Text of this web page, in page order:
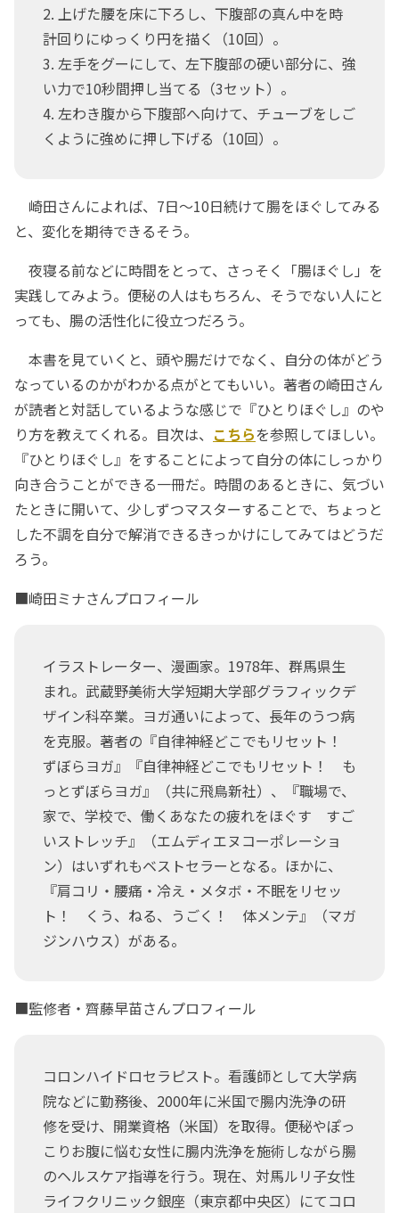
2. 上げた腰を床に下ろし、下腹部の真ん中を時
計回りにゆっくり円を描く（10回）。
3. 左手をグーにして、左下腹部の硬い部分に、強
い力で10秒間押し当てる（3セット）。
4. 左わき腹から下腹部へ向けて、チューブをしご
くように強めに押し下げる（10回）。
崎田さんによれば、7日～10日続けて腸をほぐしてみる
と、変化を期待できるそう。
夜寝る前などに時間をとって、さっそく「腸ほぐし」を
実践してみよう。便秘の人はもちろん、そうでない人にと
っても、腸の活性化に役立つだろう。
本書を見ていくと、頭や腸だけでなく、自分の体がどう
なっているのかがわかる点がとてもいい。著者の崎田さん
が読者と対話しているような感じで『ひとりほぐし』のや
り方を教えてくれる。目次は、 こちらを参照してほしい。
『ひとりほぐし』をすることによって自分の体にしっかり
向き合うことができる一冊だ。時間のあるときに、気づい
たときに開いて、少しずつマスターすることで、ちょっと
した不調を自分で解消できるきっかけにしてみてはどうだ
ろう。
■崎田ミナさんプロフィール
イラストレーター、漫画家。1978年、群馬県生
まれ。武蔵野美術大学短期大学部グラフィックデ
ザイン科卒業。ヨガ通いによって、長年のうつ病
を克服。著者の『自律神経どこでもリセット！
ずぼらヨガ』『自律神経どこでもリセット！ も
っとずぼらヨガ』（共に飛鳥新社）、『職場で、
家で、学校で、働くあなたの疲れをほぐす すご
いストレッチ』（エムディエヌコーポレーショ
ン）はいずれもベストセラーとなる。ほかに、
『肩コリ・腰痛・冷え・メタボ・不眠をリセッ
ト！ くう、ねる、うごく！ 体メンテ』（マガ
ジンハウス）がある。
■監修者・齊藤早苗さんプロフィール
コロンハイドロセラピスト。看護師として大学病
院などに勤務後、2000年に米国で腸内洗浄の研
修を受け、開業資格（米国）を取得。便秘やぽっ
こりお腹に悩む女性に腸内洗浄を施術しながら腸
のヘルスケア指導を行う。現在、対馬ルリ子女性
ライフクリニック銀座（東京都中央区）にてコロ